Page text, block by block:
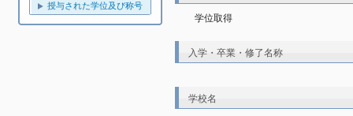
授与された学位及び称号
学位取得
入学・卒業・修了名称
学校名